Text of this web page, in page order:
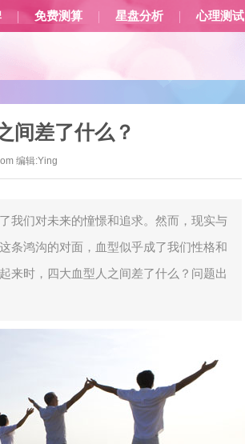
免费测算 星盘分析 心理测试
间差了什么？
编辑:Ying
我们对未来的憧憬和追求。然而，现实与
条鸿沟的对面，血型似乎成了我们性格和
来时，四大血型人之间差了什么？问题出